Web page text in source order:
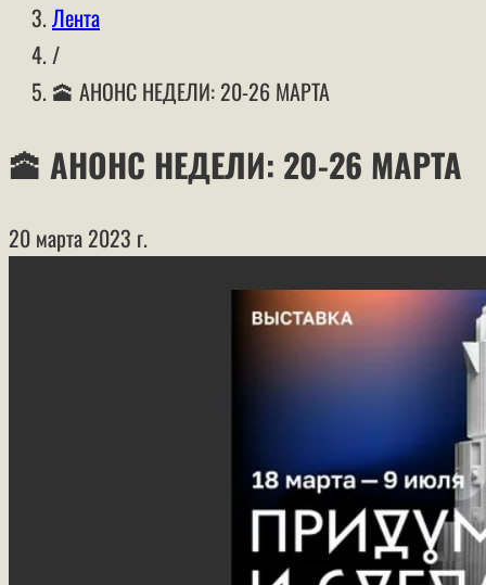
Лента
/
🕋 АНОНС НЕДЕЛИ: 20-26 МАРТА
🕋 АНОНС НЕДЕЛИ: 20-26 МАРТА
20 марта 2023 г.